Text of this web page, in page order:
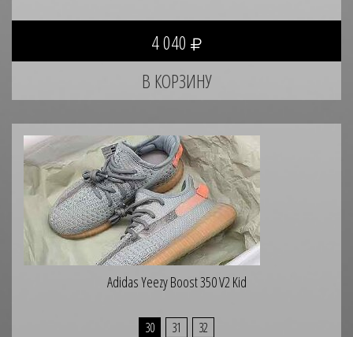
4 040
Adidas Yeezy Boost 350 V2 Kid
30 31 32